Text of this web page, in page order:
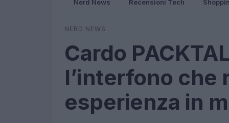
Nerd News Recensioni Tech
NERD NEWS
Cardo
l’interfono che
esperienza in